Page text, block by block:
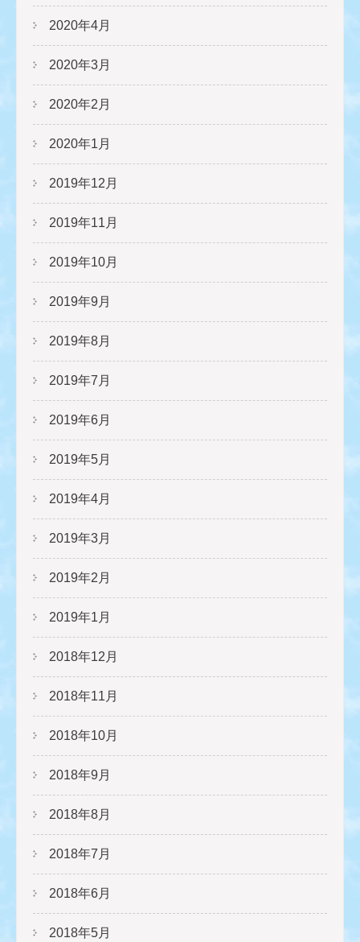
2020年4月
2020年3月
2020年2月
2020年1月
2019年12月
2019年11月
2019年10月
2019年9月
2019年8月
2019年7月
2019年6月
2019年5月
2019年4月
2019年3月
2019年2月
2019年1月
2018年12月
2018年11月
2018年10月
2018年9月
2018年8月
2018年7月
2018年6月
2018年5月